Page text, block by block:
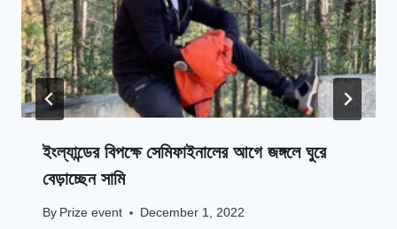
ইংল্যান্ডের বিপক্ষে সেমিফাইনালের আগে জঙ্গলে ঘুরে
বেড়াচ্ছেন সামি
By Prize event December 1, 2022